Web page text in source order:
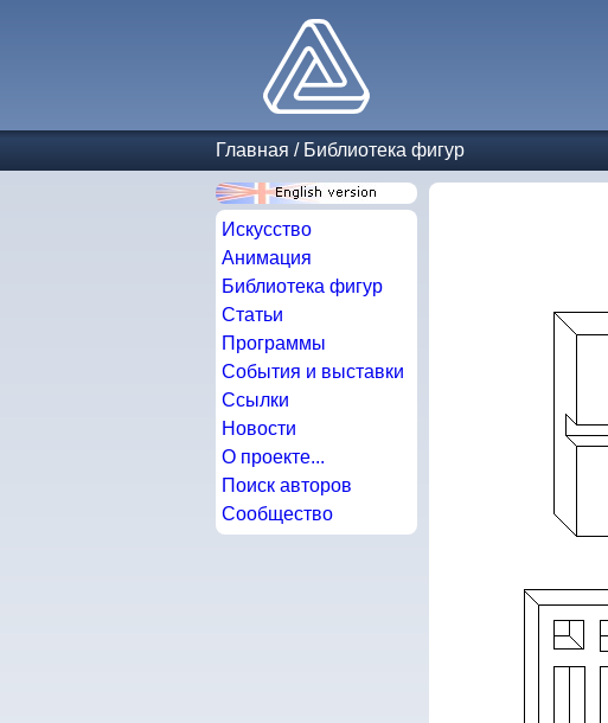
Главная / Библиотека фигур
Искусство
Анимация
Библиотека фигур
Статьи
Программы
События и выставки
Ссылки
Новости
О проекте...
Поиск авторов
Сообщество